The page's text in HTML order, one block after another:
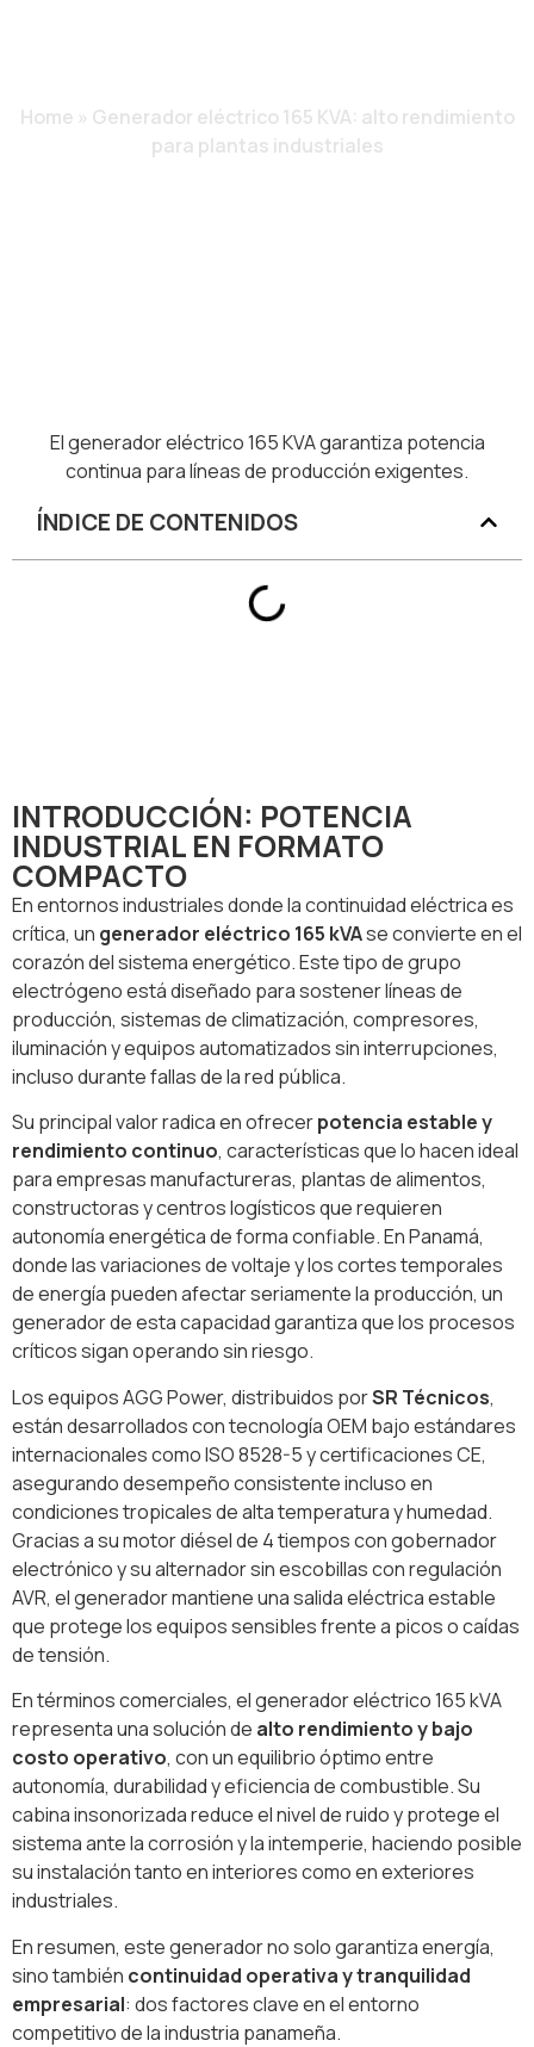
Home » Generador eléctrico 165 KVA: alto rendimiento
para plantas industriales
El generador eléctrico 165 KVA garantiza potencia
continua para líneas de producción exigentes.
ÍNDICE DE CONTENIDOS
INTRODUCCIÓN: POTENCIA
INDUSTRIAL EN FORMATO
COMPACTO
En entornos industriales donde la continuidad eléctrica es
crítica, un generador eléctrico 165 kVAse convierte en el
corazón del sistema energético. Este tipo de grupo
electrógeno está diseñado para sostener líneas de
producción, sistemas de climatización, compresores,
iluminación y equipos automatizados sin interrupciones,
incluso durante fallas de la red pública.
Su principal valor radica en ofrecerpotencia estable y
rendimiento continuo, características que lo hacen ideal
para empresas manufactureras, plantas de alimentos,
constructoras y centros logísticos que requieren
autonomía energética de forma confiable. En Panamá,
donde las variaciones de voltaje y los cortes temporales
de energía pueden afectar seriamente la producción, un
generador de esta capacidad garantiza que los procesos
críticos sigan operando sin riesgo.
Los equipos AGG Power, distribuidos porSR Técnicos,
están desarrollados con tecnología OEM bajo estándares
internacionales como ISO 8528-5 y certificaciones CE,
asegurando desempeño consistente incluso en
condiciones tropicales de alta temperatura y humedad.
Gracias a su motor diésel de 4 tiempos con gobernador
electrónico y su alternador sin escobillas con regulación
AVR, el generador mantiene una salida eléctrica estable
que protege los equipos sensibles frente a picos o caídas
de tensión.
En términos comerciales, el generador eléctrico 165 kVA
representa una solución de alto rendimiento y bajo
costo operativo, con un equilibrio óptimo entre
autonomía, durabilidad y eficiencia de combustible. Su
cabina insonorizada reduce el nivel de ruido y protege el
sistema ante la corrosión y la intemperie, haciendo posible
su instalación tanto en interiores como en exteriores
industriales.
En resumen, este generador no solo garantiza energía,
sino también continuidad operativa y tranquilidad
empresarial: dos factores clave en el entorno
competitivo de la industria panameña.